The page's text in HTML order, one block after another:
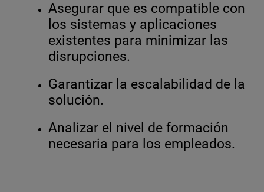
Asegurar que es compatible con
los sistemas y aplicaciones
existentes para minimizar las
disrupciones.
Garantizar la escalabilidad de la
solución.
Analizar el nivel de formación
necesaria para los empleados.